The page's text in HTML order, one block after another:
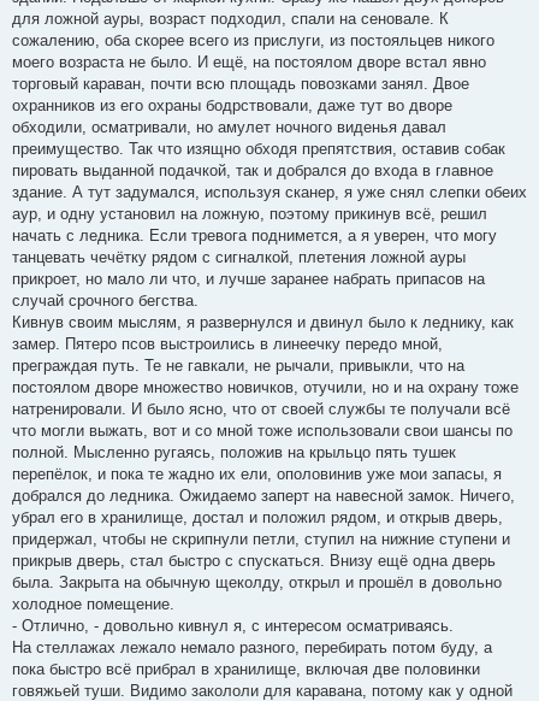
для ложной ауры, возраст подходил, спали на сеновале. К
сожалению, оба скорее всего из прислуги, из постояльцев никого
моего возраста не было. И ещё, на постоялом дворе встал явно
торговый караван, почти всю площадь повозками занял. Двое
охранников из его охраны бодрствовали, даже тут во дворе
обходили, осматривали, но амулет ночного виденья давал
преимущество. Так что изящно обходя препятствия, оставив собак
пировать выданной подачкой, так и добрался до входа в главное
здание. А тут задумался, используя сканер, я уже снял слепки обеих
аур, и одну установил на ложную, поэтому прикинув всё, решил
начать с ледника. Если тревога поднимется, а я уверен, что могу
танцевать чечётку рядом с сигналкой, плетения ложной ауры
прикроет, но мало ли что, и лучше заранее набрать припасов на
случай срочного бегства.
Кивнув своим мыслям, я развернулся и двинул было к леднику, как
замер. Пятеро псов выстроились в линеечку передо мной,
преграждая путь. Те не гавкали, не рычали, привыкли, что на
постоялом дворе множество новичков, отучили, но и на охрану тоже
натренировали. И было ясно, что от своей службы те получали всё
что могли выжать, вот и со мной тоже использовали свои шансы по
полной. Мысленно ругаясь, положив на крыльцо пять тушек
перепёлок, и пока те жадно их ели, ополовинив уже мои запасы, я
добрался до ледника. Ожидаемо заперт на навесной замок. Ничего,
убрал его в хранилище, достал и положил рядом, и открыв дверь,
придержал, чтобы не скрипнули петли, ступил на нижние ступени и
прикрыв дверь, стал быстро с спускаться. Внизу ещё одна дверь
была. Закрыта на обычную щеколду, открыл и прошёл в довольно
холодное помещение.
- Отлично, - довольно кивнул я, с интересом осматриваясь.
На стеллажах лежало немало разного, перебирать потом буду, а
пока быстро всё прибрал в хранилище, включая две половинки
говяжьей туши. Видимо закололи для каравана, потому как у одной